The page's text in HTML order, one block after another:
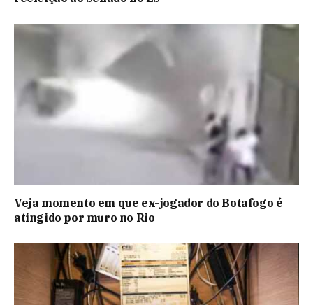
Veja momento em que ex-jogador do Botafogo é
atingido por muro no Rio